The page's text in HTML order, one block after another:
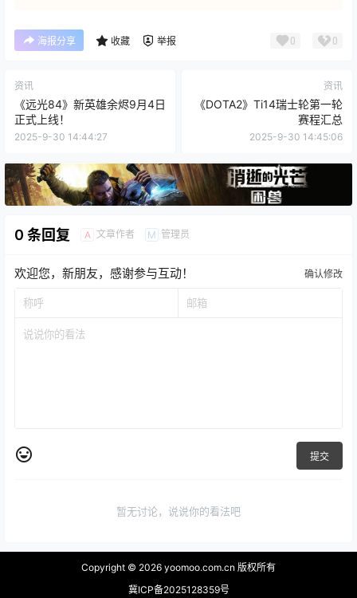
海报分享 收藏 举报 0 0
资讯
《远光84》新英雄余烬9月4日
正式上线！
2025-9-30 14:44:27
资讯
《DOTA2》Ti14瑞士轮第一轮
赛程汇总
2025-9-30 14:45:06
0 条回复 A 文章作者 M 管理员
欢迎您，新朋友，感谢参与互动！ 确认修改
提交
暂无讨论，说说你的看法吧
Copyright © 2026 yoomoo.com.cn 版权所有
冀ICP备2025128359号